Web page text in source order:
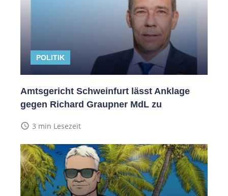
POLITIK
Amtsgericht Schweinfurt lässt Anklage
gegen Richard Graupner MdL zu
access_time 3 min Lesezeit